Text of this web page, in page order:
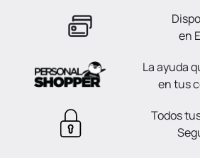
en
La ayuda
en tus
Todos